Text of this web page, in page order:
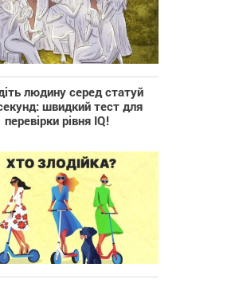
людину серед статуй
швидкий тест для
перевірки рівня IQ!